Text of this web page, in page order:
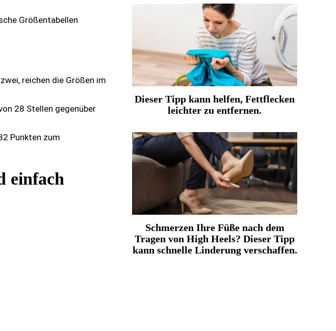
Größentabellen
reichen die Größen im
28 Stellen gegenüber
Punkten zum
einfach
Dieser Tipp kann helfen, Fettflecken
leichter zu entfernen.
Schmerzen Ihre Füße nach dem
Tragen von High Heels? Dieser Tipp
kann schnelle Linderung verschaffen.